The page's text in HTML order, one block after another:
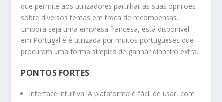
que permite aos utilizadores partilhar as suas opiniões
sobre diversos temas em troca de recompensas.
Embora seja uma empresa francesa, está disponível
em Portugal e é utilizada por muitos portugueses que
procuram uma forma simples de ganhar dinheiro extra.
PONTOS FORTES
Interface intuitiva: A plataforma é fácil de usar, com